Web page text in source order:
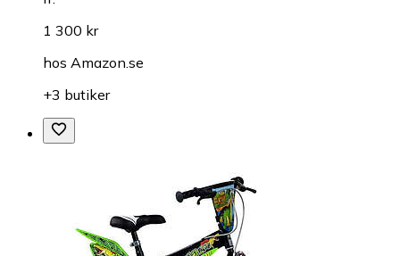
1 300 kr
hos Amazon.se
+3 butiker